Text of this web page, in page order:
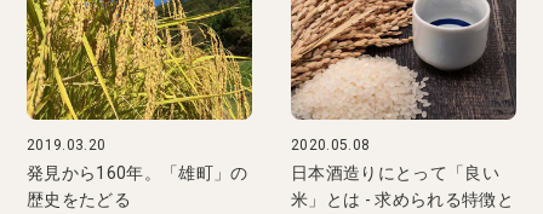
2019.03.20
発見から160年。「雄町」の
歴史をたどる
2020.05.08
日本酒造りにとって「良い
米」とは - 求められる特徴と